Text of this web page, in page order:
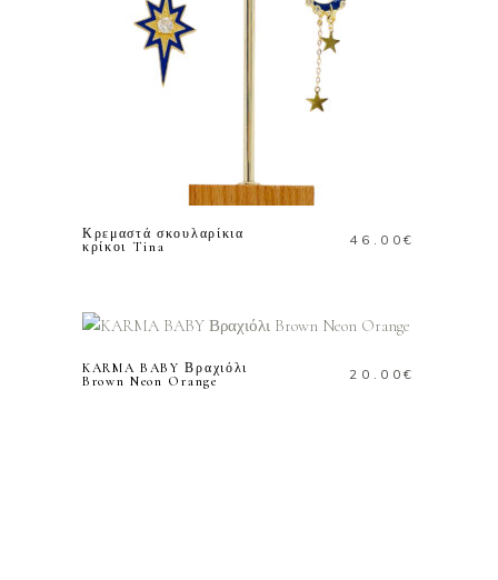
ΔΙΑΒΑΣΤΕ
ΠΕΡΙΣΣΟΤΕΡΑ
Κρεμαστά σκουλαρίκια
κρίκοι Tina
46.00€
KARMA BABY Βραχιόλι
Brown Neon Orange
20.00€